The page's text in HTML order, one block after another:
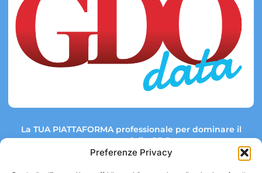
Preferenze Privacy
La TUA PIATTAFORMA professionale per dominare il
mercato della GDO.